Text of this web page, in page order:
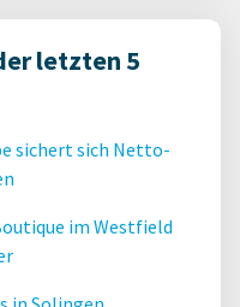
letzten 5
sichert sich Netto-
im Westfield